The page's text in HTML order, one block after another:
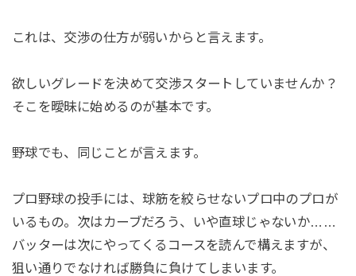
これは、交渉の仕方が弱いからと言えます。
欲しいグレードを決めて交渉スタートしていませんか？
そこを曖昧に始めるのが基本です。
野球でも、同じことが言えます。
プロ野球の投手には、球筋を絞らせないプロ中のプロが
いるもの。次はカーブだろう、いや直球じゃないか……
バッターは次にやってくるコースを読んで構えますが、
狙い通りでなければ勝負に負けてしまいます。